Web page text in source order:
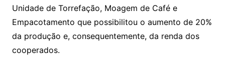
Unidade de Torrefação, Moagem de Café e
Empacotamento que possibilitou o aumento de 20%
da produção e, consequentemente, da renda dos
cooperados.